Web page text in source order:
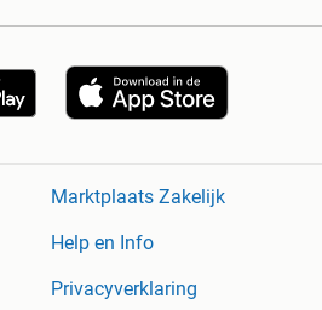
Marktplaats Zakelijk
Help en Info
Privacyverklaring